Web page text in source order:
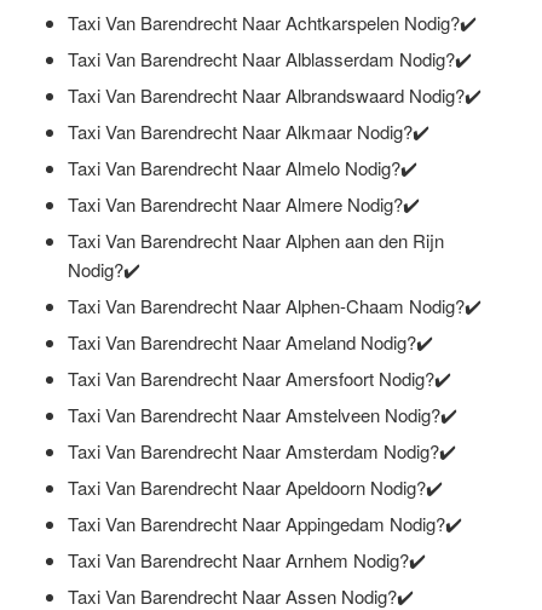
Taxi Van Barendrecht Naar Achtkarspelen Nodig?✔️
Taxi Van Barendrecht Naar Alblasserdam Nodig?✔️
Taxi Van Barendrecht Naar Albrandswaard Nodig?✔️
Taxi Van Barendrecht Naar Alkmaar Nodig?✔️
Taxi Van Barendrecht Naar Almelo Nodig?✔️
Taxi Van Barendrecht Naar Almere Nodig?✔️
Taxi Van Barendrecht Naar Alphen aan den Rijn
Nodig?✔️
Taxi Van Barendrecht Naar Alphen-Chaam Nodig?✔️
Taxi Van Barendrecht Naar Ameland Nodig?✔️
Taxi Van Barendrecht Naar Amersfoort Nodig?✔️
Taxi Van Barendrecht Naar Amstelveen Nodig?✔️
Taxi Van Barendrecht Naar Amsterdam Nodig?✔️
Taxi Van Barendrecht Naar Apeldoorn Nodig?✔️
Taxi Van Barendrecht Naar Appingedam Nodig?✔️
Taxi Van Barendrecht Naar Arnhem Nodig?✔️
Taxi Van Barendrecht Naar Assen Nodig?✔️